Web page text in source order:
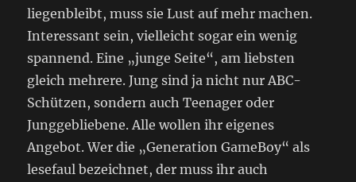
liegenbleibt, muss sie Lust auf mehr machen.
Interessant sein, vielleicht sogar ein wenig
spannend. Eine „junge Seite“, am liebsten
gleich mehrere. Jung sind ja nicht nur ABC-
Schützen, sondern auch Teenager oder
Junggebliebene. Alle wollen ihr eigenes
Angebot. Wer die „Generation GameBoy“ als
lesefaul bezeichnet, der muss ihr auch